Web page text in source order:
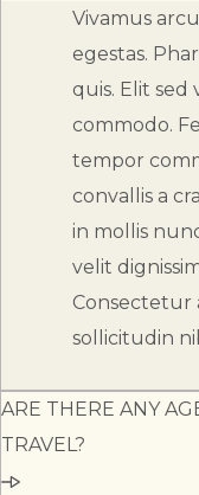
Vivamus
egestas.
quis. Elit
commodo.
tempor
convallis a
in mollis
velit
Consectetur
sollicitudin
ARE THERE ANY
TRAVEL?